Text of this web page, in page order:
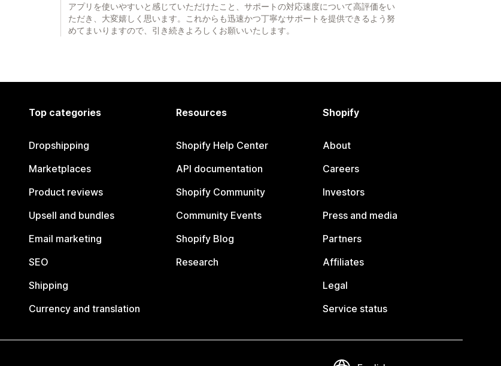
アプリを使いやすいと感じていただけたこと、サポートの対応速度について高評価をい
ただき、大変嬉しく思います。これからも迅速かつ丁寧なサポートを提供できるよう努
めてまいりますので、引き続きよろしくお願いいたします。
Top categories
Dropshipping
Marketplaces
Product reviews
Upsell and bundles
Email marketing
SEO
Shipping
Currency and translation
Resources
Shopify Help Center
API documentation
Shopify Community
Community Events
Shopify Blog
Research
Shopify
About
Careers
Investors
Press and media
Partners
Affiliates
Legal
Service status